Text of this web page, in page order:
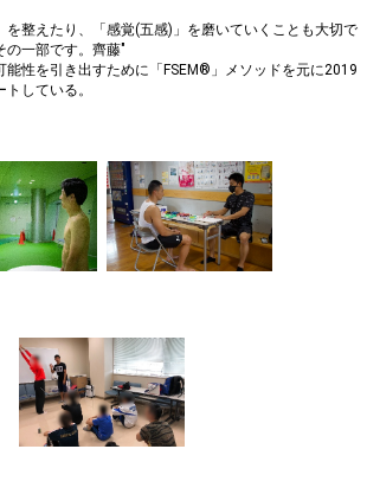
を整えたり、「感覚(五感)」を磨いていくことも大切で
の一部です。齊藤"
能性を引き出すために「FSEM®️」メソッドを元に2019
している。